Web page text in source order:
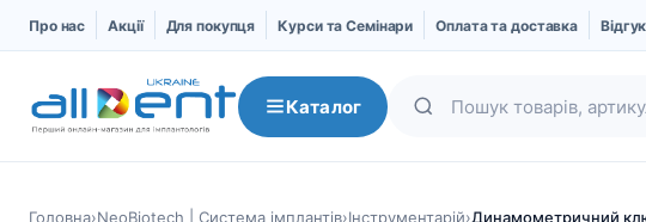
Про нас Акції Для покупця Курси та Семінари Оплата та доставка
Каталог
Головна›NeoBiotech | Система імплантів›Інструментарій›Динамометричний